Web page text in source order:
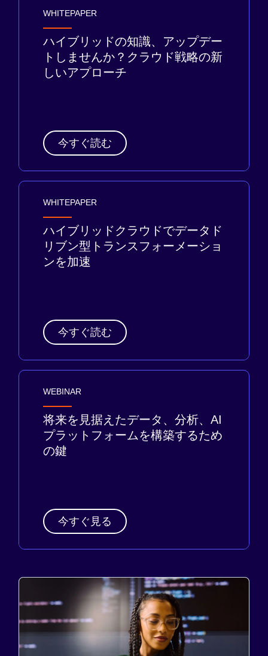
WHITEPAPER
ハイブリッドの知識、アップデー
トしませんか？クラウド戦略の新
しいアプローチ
今すぐ読む
WHITEPAPER
ハイブリッドクラウドでデータド
リブン型トランスフォーメーショ
ンを加速
今すぐ読む
WEBINAR
将来を見据えたデータ、分析、AI
プラットフォームを構築するため
の鍵
今すぐ見る